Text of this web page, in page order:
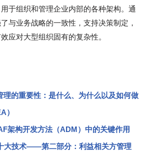
于组织和管理企业内部的各种架构。通
与业务战略的一致性，支持决策制定，
应对大型组织固有的复杂性。
理的重要性：是什么、为什么以及如何做
）
架构开发方法（ADM）中的关键作用
大技术——第二部分：利益相关方管理